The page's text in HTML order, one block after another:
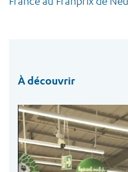
À découvrir